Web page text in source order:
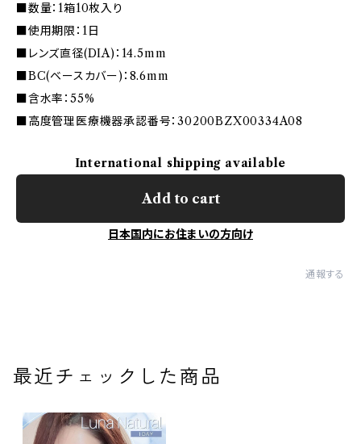
■数量：1箱10枚入り
■使用期限：1日
■レンズ直径(DIA)：14.5mm
■BC(ベースカバー)：8.6mm
■含水率：55%
■高度管理医療機器承認番号：30200BZX00334A08
International shipping available
Add to cart
日本国内にお住まいの方向け
通報する
最近チェックした商品